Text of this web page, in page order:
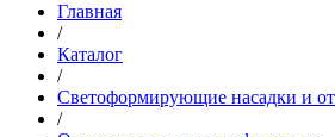
Главная
/
Каталог
/
Светоформирующие насадки и
/